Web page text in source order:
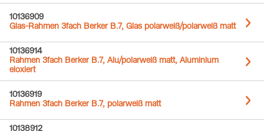
10136909
Glas-Rahmen 3fach Berker B.7, Glas polarweiß/polarweiß matt
10136914
Rahmen 3fach Berker B.7, Alu/polarweiß matt, Aluminium
eloxiert
10136919
Rahmen 3fach Berker B.7, polarweiß matt
10138912